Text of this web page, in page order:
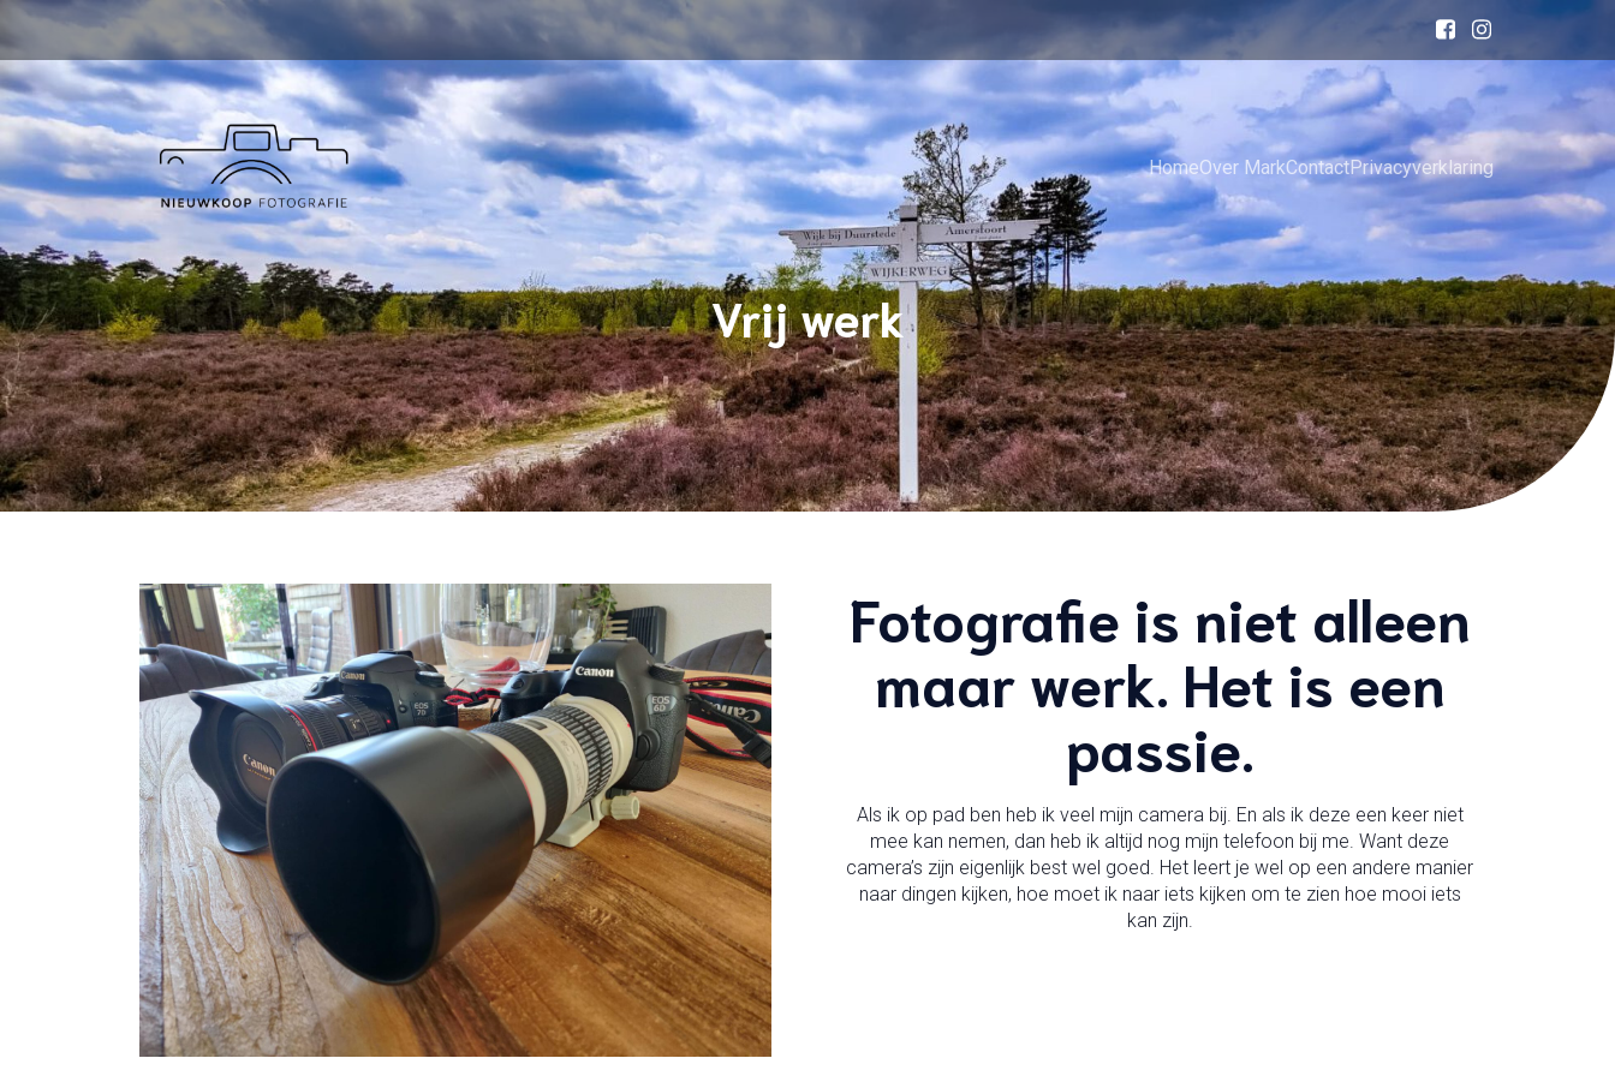
HomeOver MarkContactPrivacyverklaring
Vrij werk
Fotografie is niet alleen
maar werk. Het is een
passie.
Als ik op pad ben heb ik veel mijn camera bij. En als ik deze een keer niet
mee kan nemen, dan heb ik altijd nog mijn telefoon bij me. Want deze
camera’s zijn eigenlijk best wel goed. Het leert je wel op een andere manier
naar dingen kijken, hoe moet ik naar iets kijken om te zien hoe mooi iets
kan zijn.